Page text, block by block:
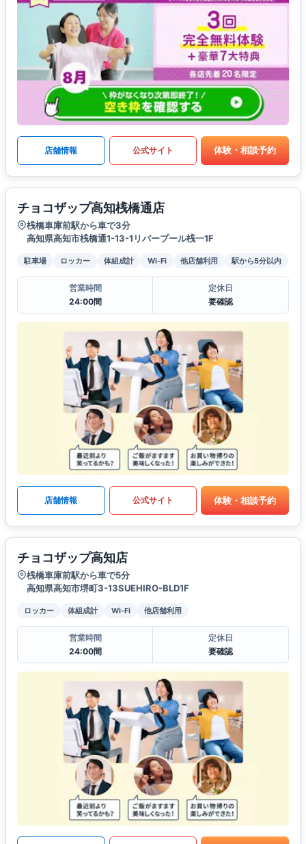
店舗情報 公式サイト 体験・相談予約
チョコザップ高知桟橋通店
桟橋車庫前駅から車で3分
高知県高知市桟橋通1-13-1リバープール桟一1F
駐車場 ロッカー 体組成計 Wi-Fi 他店舗利用 駅から5分以内
営業時間
24:00間
定休日
要確認
店舗情報 公式サイト 体験・相談予約
チョコザップ高知店
桟橋車庫前駅から車で5分
高知県高知市堺町3-13SUEHIRO-BLD1F
ロッカー 体組成計 Wi-Fi 他店舗利用
営業時間
24:00間
定休日
要確認